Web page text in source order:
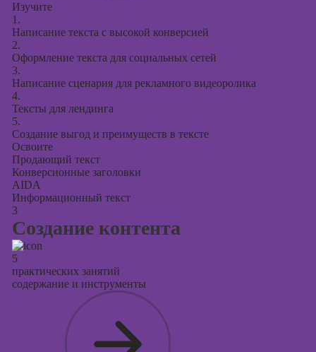
Изучите
1.
Написание текста с высокой конверсией
2.
Оформление текста для социальных сетей
3.
Написание сценария для рекламного видеоролика
4.
Тексты для лендинга
5.
Создание выгод и преимуществ в тексте
Освоите
Продающий текст
Конверсионные заголовки
AIDA
Информационный текст
3
Создание контента
5
практических занятий
содержание и инструменты